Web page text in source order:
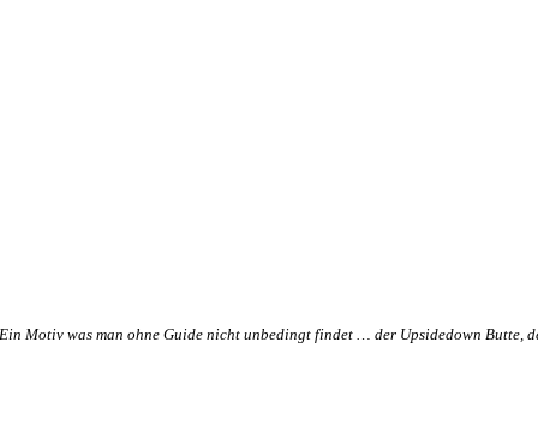
Ein Motiv was man ohne Guide nicht unbedingt findet … der Upsidedown Butte,